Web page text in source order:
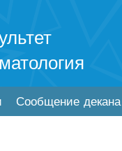
Сообщение декана